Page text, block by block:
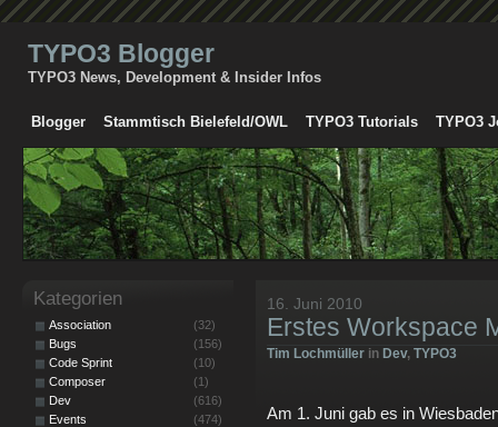
TYPO3 Blogger
TYPO3 News, Development & Insider Infos
Blogger Stammtisch Bielefeld/OWL TYPO3 Tutorials TYPO3
16. Juni 2010
Erstes Workspace
Tim Lochmüller in Dev, TYPO3
Am 1. Juni gab es in
Kategorien
Association
(32)
Bugs
(156)
Code Sprint
(10)
Composer
(1)
Dev
(616)
Events
(474)